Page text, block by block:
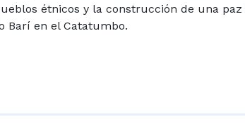
étnicos y la construcción de una
Barí en el Catatumbo.